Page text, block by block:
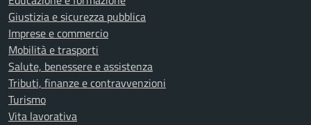
Giustizia e sicurezza pubblica
Imprese e commercio
Mobilità e trasporti
Salute, benessere e assistenza
Tributi, finanze e contravvenzioni
Turismo
Vita lavorativa